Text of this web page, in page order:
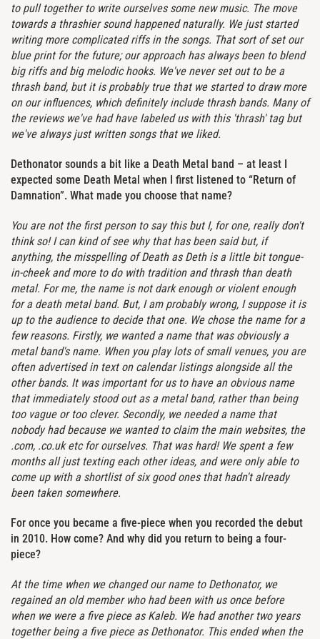
to pull together to write ourselves some new music. The move
towards a thrashier sound happened naturally. We just started
writing more complicated riffs in the songs. That sort of set our
blue print for the future; our approach has always been to blend
big riffs and big melodic hooks. We've never set out to be a
thrash band, but it is probably true that we started to draw more
on our influences, which definitely include thrash bands. Many of
the reviews we've had have labeled us with this 'thrash' tag but
we've always just written songs that we liked.
Dethonator sounds a bit like a Death Metal band – at least I
expected some Death Metal when I first listened to “Return of
Damnation”. What made you choose that name?
You are not the first person to say this but I, for one, really don't
think so! I can kind of see why that has been said but, if
anything, the misspelling of Death as Deth is a little bit tongue-
in-cheek and more to do with tradition and thrash than death
metal. For me, the name is not dark enough or violent enough
for a death metal band. But, I am probably wrong, I suppose it is
up to the audience to decide that one. We chose the name for a
few reasons. Firstly, we wanted a name that was obviously a
metal band's name. When you play lots of small venues, you are
often advertised in text on calendar listings alongside all the
other bands. It was important for us to have an obvious name
that immediately stood out as a metal band, rather than being
too vague or too clever. Secondly, we needed a name that
nobody had because we wanted to claim the main websites, the
.com, .co.uk etc for ourselves. That was hard! We spent a few
months all just texting each other ideas, and were only able to
come up with a shortlist of six good ones that hadn't already
been taken somewhere.
For once you became a five-piece when you recorded the debut
in 2010. How come? And why did you return to being a four-
piece?
At the time when we changed our name to Dethonator, we
regained an old member who had been with us once before
when we were a five piece as Kaleb. We had another two years
together being a five piece as Dethonator. This ended when the